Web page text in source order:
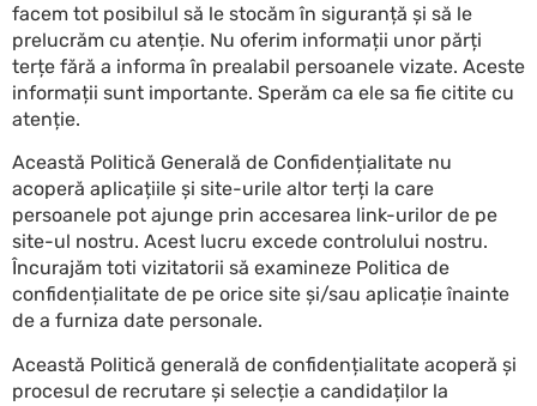
facem tot posibilul să le stocăm în siguranță și să le
prelucrăm cu atenție. Nu oferim informații unor părți
terțe fără a informa în prealabil persoanele vizate. Aceste
informații sunt importante. Sperăm ca ele sa fie citite cu
atenție.
Această Politică Generală de Confidențialitate nu
acoperă aplicațiile și site-urile altor terți la care
persoanele pot ajunge prin accesarea link-urilor de pe
site-ul nostru. Acest lucru excede controlului nostru.
Încurajăm toti vizitatorii să examineze Politica de
confidențialitate de pe orice site și/sau aplicație înainte
de a furniza date personale.
Această Politică generală de confidențialitate acoperă și
procesul de recrutare și selecție a candidaților la